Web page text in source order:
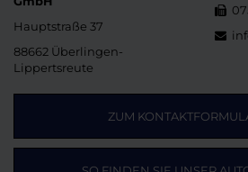
Hauptstraße 37
88662 Überlingen-
Lippertsreute
ZUM